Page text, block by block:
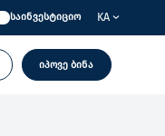
საინვესტიციო KA
იპოვე ბინა